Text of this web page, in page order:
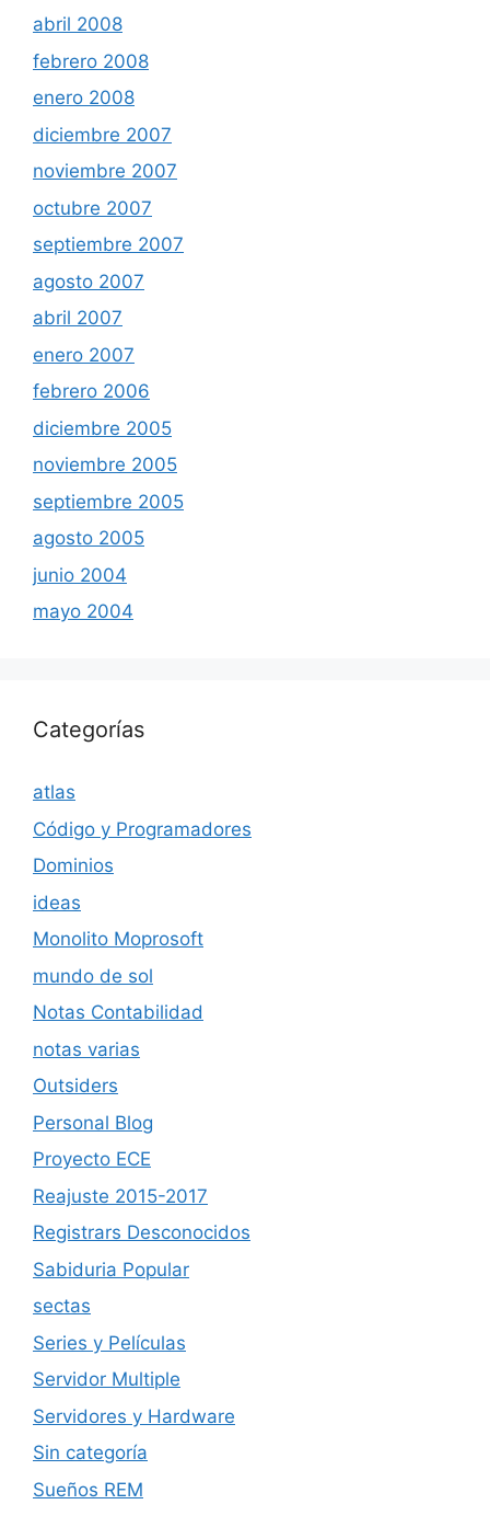
abril 2008
febrero 2008
enero 2008
diciembre 2007
noviembre 2007
octubre 2007
septiembre 2007
agosto 2007
abril 2007
enero 2007
febrero 2006
diciembre 2005
noviembre 2005
septiembre 2005
agosto 2005
junio 2004
mayo 2004
Categorías
atlas
Código y Programadores
Dominios
ideas
Monolito Moprosoft
mundo de sol
Notas Contabilidad
notas varias
Outsiders
Personal Blog
Proyecto ECE
Reajuste 2015-2017
Registrars Desconocidos
Sabiduria Popular
sectas
Series y Películas
Servidor Multiple
Servidores y Hardware
Sin categoría
Sueños REM